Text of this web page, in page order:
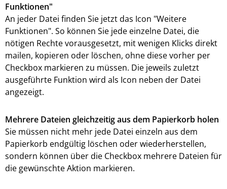
Funktionen"
An jeder Datei finden Sie jetzt das Icon "Weitere
Funktionen". So können Sie jede einzelne Datei, die
nötigen Rechte vorausgesetzt, mit wenigen Klicks direkt
mailen, kopieren oder löschen, ohne diese vorher per
Checkbox markieren zu müssen. Die jeweils zuletzt
ausgeführte Funktion wird als Icon neben der Datei
angezeigt.
Mehrere Dateien gleichzeitig aus dem Papierkorb holen
Sie müssen nicht mehr jede Datei einzeln aus dem
Papierkorb endgültig löschen oder wiederherstellen,
sondern können über die Checkbox mehrere Dateien für
die gewünschte Aktion markieren.